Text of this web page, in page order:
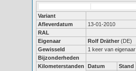
Variant
Afleverdatum
13-01-2010
RAL
Eigenaar
Rolf Dräther (DE)
Gewisseld
1 keer van eigenaar
Bijzonderheden
Kilometerstanden
Datum Stand